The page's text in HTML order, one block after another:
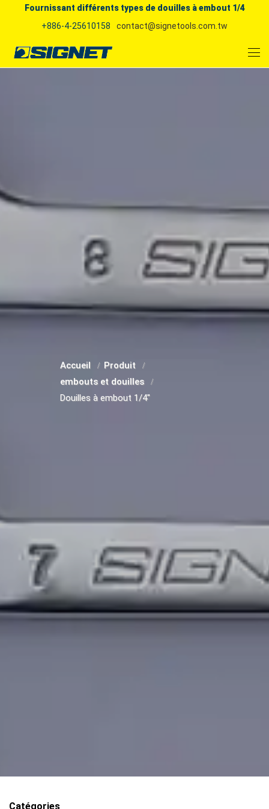
Fournissant différents types de douilles à embout 1/4
+886-4-25610158
contact@signetools.com.tw
Accueil
Produit
embouts et douilles
Douilles à embout 1/4"
Catégories